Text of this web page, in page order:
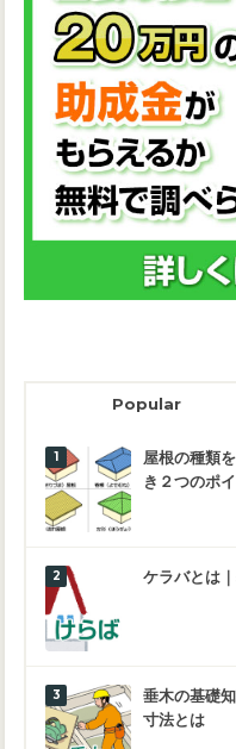
Popular
屋根の種類
き２つのポ
ケラバとは
垂木の基礎
寸法とは